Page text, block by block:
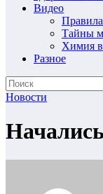
Видео
Тайны
Химия
Разное
Новости